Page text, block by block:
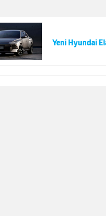
Yeni Hyundai